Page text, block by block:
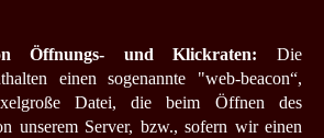
Öffnungs- und Klickraten: Die
einen sogenannte "web-beacon“,
Datei, die beim Öffnen des
unserem Server, bzw., sofern wir einen